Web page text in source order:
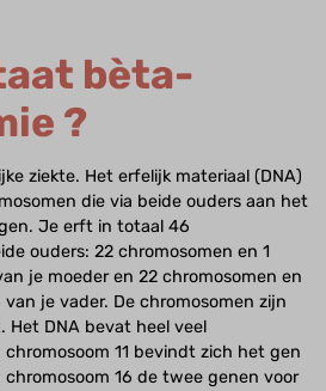
bèta-
?
ziekte. Het erfelijk materiaal (DNA)
die via beide ouders aan het
Je erft in totaal 46
ouders: 22 chromosomen en 1
je moeder en 22 chromosomen en
je vader. De chromosomen zijn
Het DNA bevat heel veel
11 bevindt zich het gen
16 de twee genen voor